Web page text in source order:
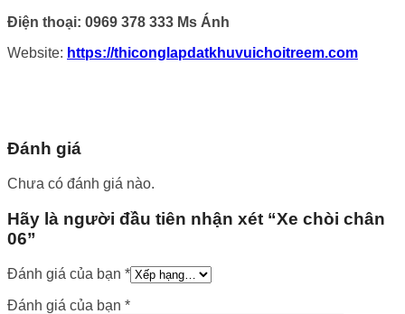
Điện thoại: 0969 378 333 Ms Ánh
Website: https://thiconglapdatkhuvuichoitreem.com
Đánh giá
Chưa có đánh giá nào.
Hãy là người đầu tiên nhận xét “Xe chòi chân
06”
Đánh giá của bạn *
Đánh giá của bạn *